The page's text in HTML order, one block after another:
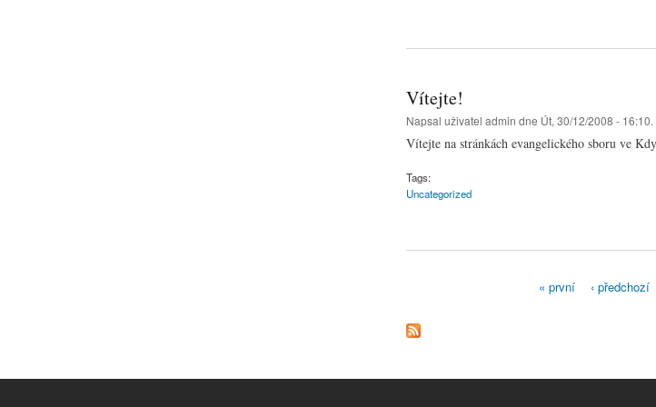
Vítejte!
Napsal uživatel admin dne Út, 30/12/2008 - 16:10.
Vítejte na stránkách evangelického sboru ve
Tags:
Uncategorized
« první ‹ předchozí